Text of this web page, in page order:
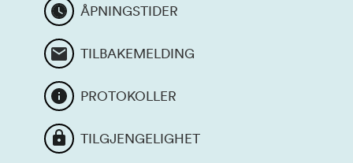
ÅPNINGSTIDER
TILBAKEMELDING
PROTOKOLLER
TILGJENGELIGHET